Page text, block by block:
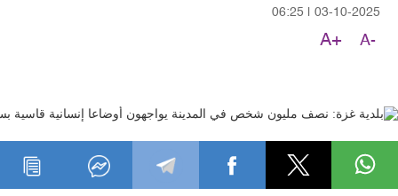
03-10-2025
06:25
A-
A+